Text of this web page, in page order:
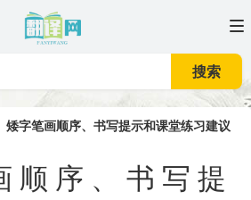
搜索
矮字笔画顺序、书写提示和课堂练习建议
顺序、书写提